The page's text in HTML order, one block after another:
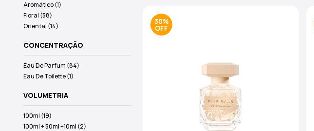
Aromático (1)
Floral (58)
Oriental (14)
CONCENTRAÇÃO
Eau De Parfum (84)
Eau De Toilette (1)
VOLUMETRIA
100ml (19)
100ml + 50ml +10ml (2)
30%